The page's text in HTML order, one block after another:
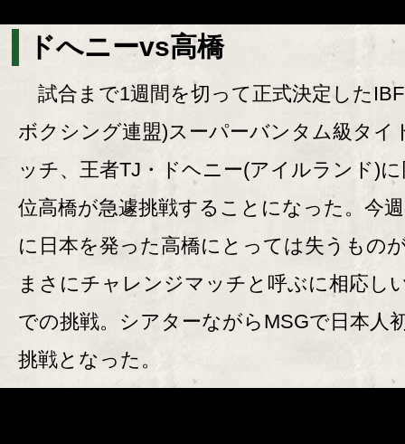
ドへニーvs高橋
試合まで1週間を切って正式決定した
ボクシング連盟)スーパーバンタム級タイ
ッチ、王者TJ・ドヘニー(アイルランド)
位高橋が急遽挑戦することになった。今
に日本を発った高橋にとっては失うもの
まさにチャレンジマッチと呼ぶに相応し
での挑戦。シアターながらMSGで日本人
挑戦となった。